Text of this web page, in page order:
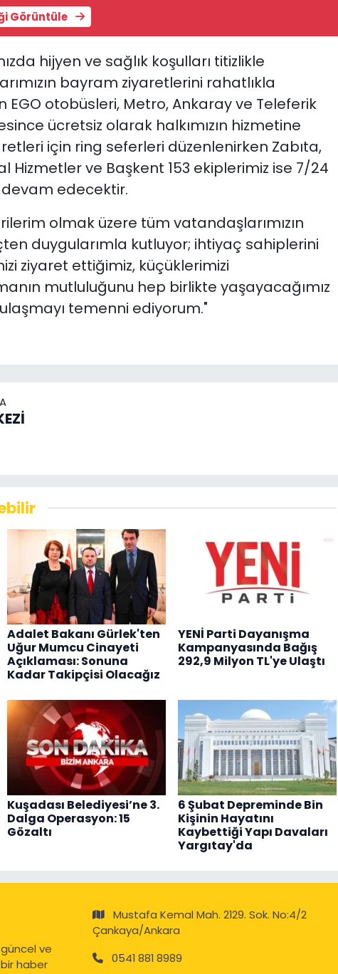
Görüntüle
hijyen ve sağlık koşulları titizlikle
bayram ziyaretlerini rahatlıkla
otobüsleri, Metro, Ankaray ve Teleferik
ücretsiz olarak halkımızın hizmetine
için ring seferleri düzenlenirken Zabıta,
Hizmetler ve Başkent 153 ekiplerimiz ise 7/24
edecektir.
olmak üzere tüm vatandaşlarımızın
duygularımla kutluyor; ihtiyaç sahiplerini
ziyaret ettiğimiz, küçüklerimizi
mutluluğunu hep birlikte yaşayacağımız
temenni ediyorum."
Adalet Bakanı Gürlek'ten
Uğur Mumcu Cinayeti
Açıklaması: Sonuna
Kadar Takipçisi Olacağız
YENİ Parti Dayanışma
Kampanyasında Bağış
292,9 Milyon TL'ye Ulaştı
Kuşadası Belediyesi’ne 3.
Dalga Operasyon: 15
Gözaltı
6 Şubat Depreminde Bin
Kişinin Hayatını
Kaybettiği Yapı Davaları
Yargıtay'da
ve
haber
Mustafa Kemal Mah. 2129. Sok. No:4/2
Çankaya/Ankara
0541 881 8989